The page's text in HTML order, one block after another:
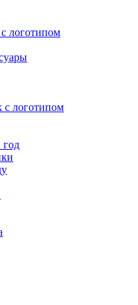
логотипом
с логотипом